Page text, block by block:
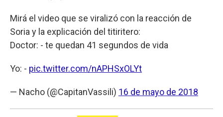
Mirá el video que se viralizó con la reacción de
Soria y la explicación del titiritero:
Doctor: - te quedan 41 segundos de vida
Yo: - pic.twitter.com/nAPHSxOLYt
— Nacho (@CapitanVassili) 16 de mayo de 2018